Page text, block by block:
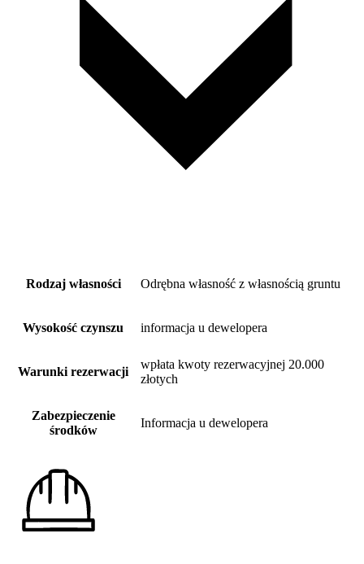
Rodzaj własności Odrębna własność z własnością gruntu
Wysokość czynszu informacja u dewelopera
Warunki rezerwacji
wpłata kwoty rezerwacyjnej 20.000
złotych
Zabezpieczenie
środków
Informacja u dewelopera